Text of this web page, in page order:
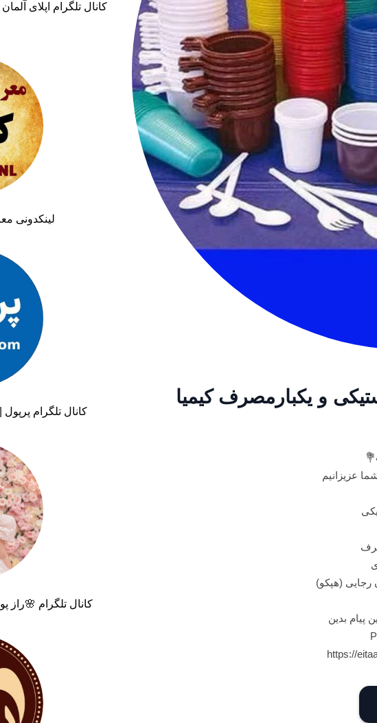
و یکبارمصرف کیمیا
عزیزانیم
رجایی (هپکو)
پیام بدین
https://
کانال تلگرام اپلای
لینکدونی
کانال تلگرام
کانال تلگرام 🌸راز